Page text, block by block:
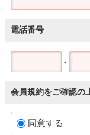
電話番号
-
会員規約をご確認の
同意する